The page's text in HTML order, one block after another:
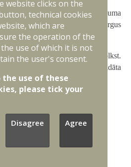
ir ieinteresēts pirms iepirkuma
komersantu spējas un vidējās tirgus
termiņš:līdz 20.06.2025. plkst.
iesūtītā informācija netiks apstrādāta
sniegtajām atbildēm!
website clicks on the
technical cookies
which are
the operation of the
use of which it is not
the user's consent.
use of these
please tick your
Disagree Agree